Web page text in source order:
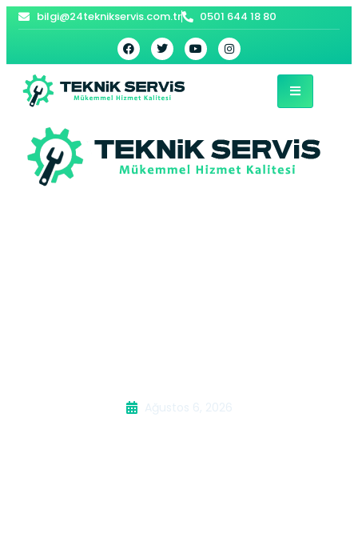
bilgi@24teknikservis.com.tr 0501 644 18 80
Ağustos 6, 2026